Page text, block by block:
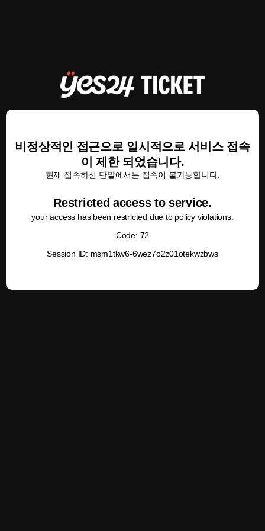
비정상적인 접근으로 일시적으로 서비스 접속
이 제한 되었습니다.
현재 접속하신 단말에서는 접속이 불가능합니다.
Restricted access to service.
your access has been restricted due to policy violations.
Code: 72
Session ID: msm1tkw6-6wez7o2z01otekwzbws